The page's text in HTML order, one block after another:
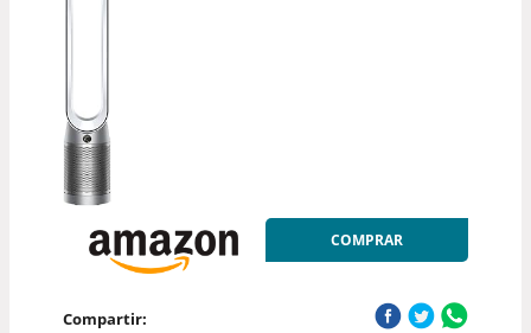
COMPRAR
Compartir: